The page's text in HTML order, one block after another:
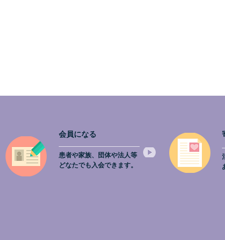
会員になる
患者や家族、団体や法人等
どなたでも入会できます。